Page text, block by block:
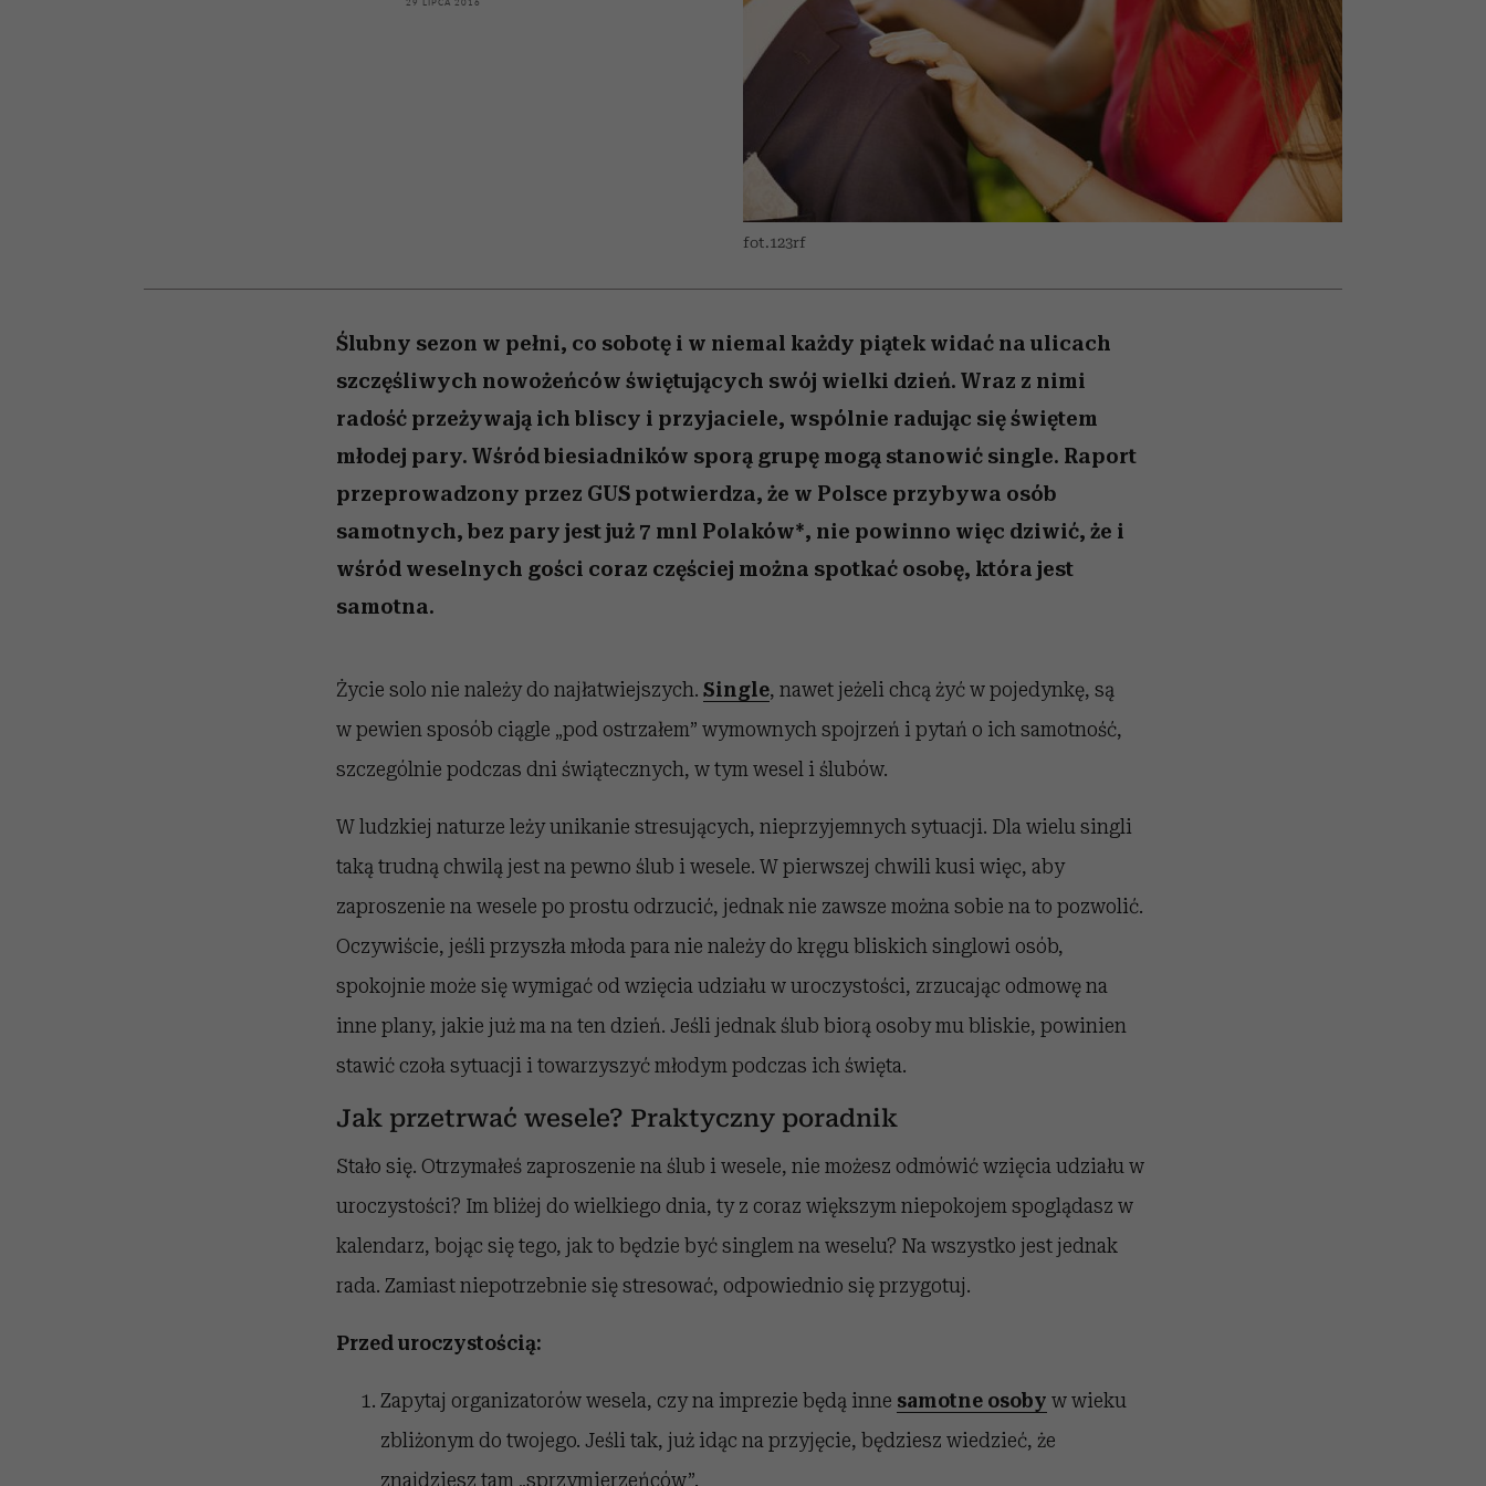
fot.123rf
Ślubny sezon w pełni, co sobotę i w niemal każdy piątek widać na ulicach
szczęśliwych nowożeńców świętujących swój wielki dzień. Wraz z nimi
radość przeżywają ich bliscy i przyjaciele, wspólnie radując się świętem
młodej pary. Wśród biesiadników sporą grupę mogą stanowić single. Raport
przeprowadzony przez GUS potwierdza, że w Polsce przybywa osób
samotnych, bez pary jest już 7 mnl Polaków*, nie powinno więc dziwić, że i
wśród weselnych gości coraz częściej można spotkać osobę, która jest
samotna.
Życie solo nie należy do najłatwiejszych. Single, nawet jeżeli chcą żyć w pojedynkę, są
w pewien sposób ciągle „pod ostrzałem” wymownych spojrzeń i pytań o ich samotność,
szczególnie podczas dni świątecznych, w tym wesel i ślubów.
W ludzkiej naturze leży unikanie stresujących, nieprzyjemnych sytuacji. Dla wielu singli
taką trudną chwilą jest na pewno ślub i wesele. W pierwszej chwili kusi więc, aby
zaproszenie na wesele po prostu odrzucić, jednak nie zawsze można sobie na to pozwolić.
Oczywiście, jeśli przyszła młoda para nie należy do kręgu bliskich singlowi osób,
spokojnie może się wymigać od wzięcia udziału w uroczystości, zrzucając odmowę na
inne plany, jakie już ma na ten dzień. Jeśli jednak ślub biorą osoby mu bliskie, powinien
stawić czoła sytuacji i towarzyszyć młodym podczas ich święta.
Jak przetrwać wesele? Praktyczny poradnik
Stało się. Otrzymałeś zaproszenie na ślub i wesele, nie możesz odmówić wzięcia udziału w
uroczystości? Im bliżej do wielkiego dnia, ty z coraz większym niepokojem spoglądasz w
kalendarz, bojąc się tego, jak to będzie być singlem na weselu? Na wszystko jest jednak
rada. Zamiast niepotrzebnie się stresować, odpowiednio się przygotuj.
Przed uroczystością:
Zapytaj organizatorów wesela, czy na imprezie będą inne samotne osoby w wieku
zbliżonym do twojego. Jeśli tak, już idąc na przyjęcie, będziesz wiedzieć, że
znajdziesz tam „sprzymierzeńców”.